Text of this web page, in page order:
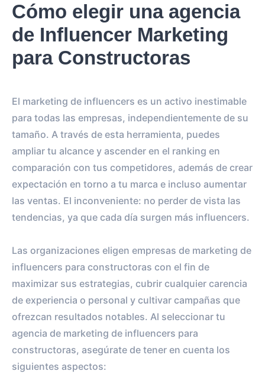
Cómo elegir una agencia
de Influencer Marketing
para Constructoras
El marketing de influencers es un activo inestimable
para todas las empresas, independientemente de su
tamaño. A través de esta herramienta, puedes
ampliar tu alcance y ascender en el ranking en
comparación con tus competidores, además de crear
expectación en torno a tu marca e incluso aumentar
las ventas. El inconveniente: no perder de vista las
tendencias, ya que cada día surgen más influencers.
Las organizaciones eligen empresas de marketing de
influencers para constructoras con el fin de
maximizar sus estrategias, cubrir cualquier carencia
de experiencia o personal y cultivar campañas que
ofrezcan resultados notables. Al seleccionar tu
agencia de marketing de influencers para
constructoras, asegúrate de tener en cuenta los
siguientes aspectos: